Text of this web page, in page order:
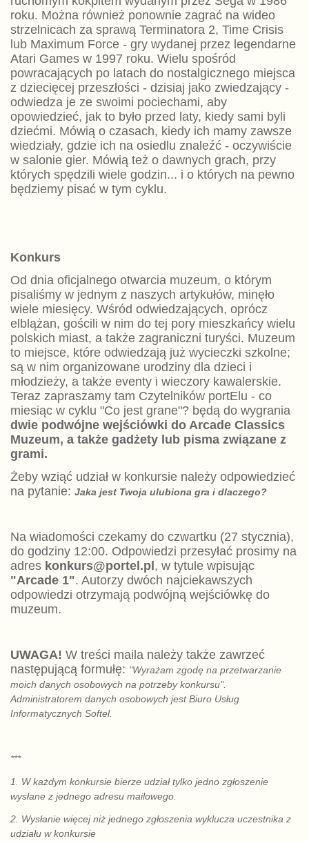
roku. Można również ponownie zagrać na wideo
strzelnicach za sprawą Terminatora 2, Time Crisis
lub Maximum Force - gry wydanej przez legendarne
Atari Games w 1997 roku. Wielu spośród
powracających po latach do nostalgicznego miejsca
z dziecięcej przeszłości - dzisiaj jako zwiedzający -
odwiedza je ze swoimi pociechami, aby
opowiedzieć, jak to było przed laty, kiedy sami byli
dziećmi. Mówią o czasach, kiedy ich mamy zawsze
wiedziały, gdzie ich na osiedlu znaleźć - oczywiście
w salonie gier. Mówią też o dawnych grach, przy
których spędzili wiele godzin... i o których na pewno
będziemy pisać w tym cyklu.
Konkurs
Od dnia oficjalnego otwarcia muzeum, o którym
pisaliśmy w jednym z naszych artykułów, minęło
wiele miesięcy. Wśród odwiedzających, oprócz
elblążan, gościli w nim do tej pory mieszkańcy wielu
polskich miast, a także zagraniczni turyści. Muzeum
to miejsce, które odwiedzają już wycieczki szkolne;
są w nim organizowane urodziny dla dzieci i
młodzieży, a także eventy i wieczory kawalerskie.
Teraz zapraszamy tam Czytelników portElu - co
miesiąc w cyklu "Co jest grane"? będą do wygrania
dwie podwójne wejściówki do Arcade Classics
Muzeum, a także gadżety lub pisma związane z
grami.
Żeby wziąć udział w konkursie należy odpowiedzieć
na pytanie: Jaka jest Twoja ulubiona gra i dlaczego?
Na wiadomości czekamy do czwartku (27 stycznia),
do godziny 12:00. Odpowiedzi przesyłać prosimy na
adres konkurs@portel.pl, w tytule wpisując
"Arcade 1". Autorzy dwóch najciekawszych
odpowiedzi otrzymają podwójną wejściówkę do
muzeum.
UWAGA! W treści maila należy także zawrzeć
następującą formułę: "Wyrażam zgodę na przetwarzanie
moich danych osobowych na potrzeby konkursu".
Administratorem danych osobowych jest Biuro Usług
Informatycznych Softel.
***
1. W każdym konkursie bierze udział tylko jedno zgłoszenie
wysłane z jednego adresu mailowego.
2. Wysłanie więcej niż jednego zgłoszenia wyklucza uczestnika z
udziału w konkursie